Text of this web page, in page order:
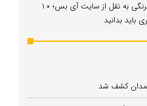
راهنمای جامع خرید توالت فرنگی به نقل از سایت آی بس؛ ۱۰
باید بدانید